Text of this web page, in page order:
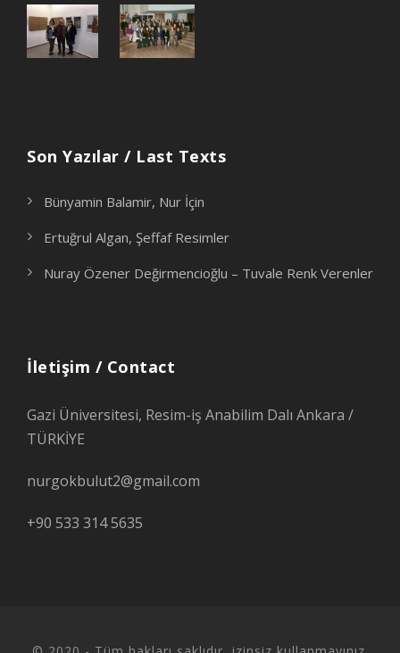
Son Yazılar / Last Texts
Bünyamin Balamir, Nur İçin
Ertuğrul Algan, Şeffaf Resimler
Nuray Özener Değirmencioğlu – Tuvale Renk Verenler
İletişim / Contact
Gazi Üniversitesi, Resim-iş Anabilim Dalı Ankara /
TÜRKİYE
nurgokbulut2@gmail.com
+90 533 314 5635